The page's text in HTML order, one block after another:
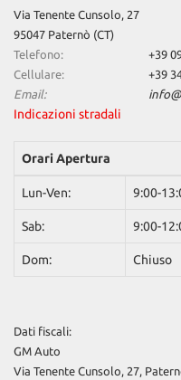
Via Tenente Cunsolo, 27
95047 Paternò (CT)
Telefono:
+39
Cellulare:
+39
Email:
Indicazioni stradali
Orari Apertura
Lun-Ven: 9:00-
Sab: 9:00-
Dom: Chiuso
Dati fiscali:
GM Auto
Via Tenente Cunsolo, 27,